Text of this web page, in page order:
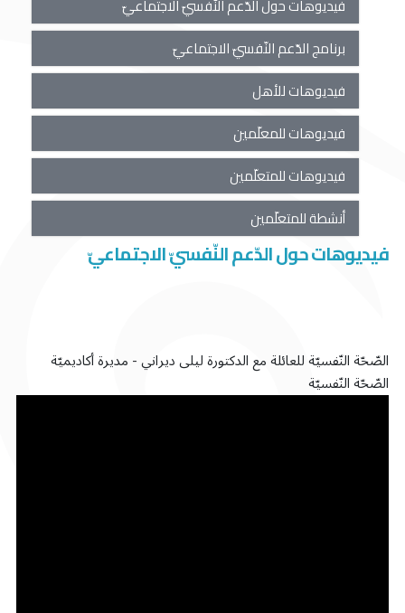
فيديوهات حول الدّعم النّفسيّ الاجتماعيّ
برنامج الدّعم النّفسيّ الاجتماعيّ
فيديوهات للأهل
فيديوهات للمعلّمين
فيديوهات للمتعلّمين
أنشطة للمتعلّمين
فيديوهات حول الدّعم النّفسيّ الاجتماعيّ
الصّحّة النّفسيّة للعائلة مع الدكتورة ليلى ديراني - مديرة أكاديميّة
الصّحّة النّفسيّة